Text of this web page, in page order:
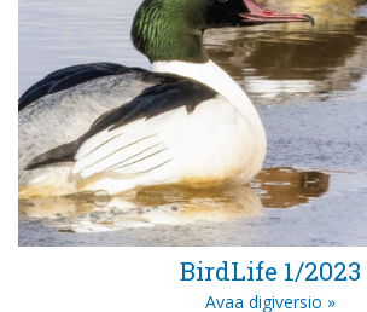
BirdLife 1/2023
Avaa digiversio »